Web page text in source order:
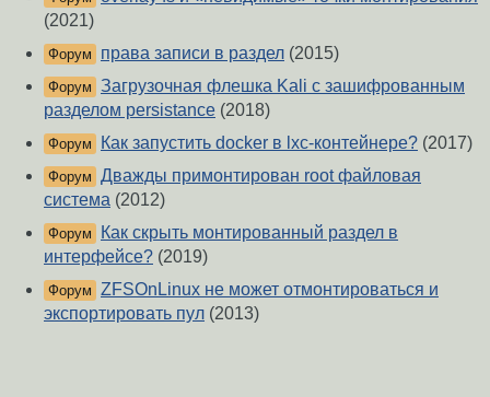
(2021)
Форум права записи в раздел (2015)
Форум Загрузочная флешка Kali с зашифрованным
разделом persistance (2018)
Форум Как запустить docker в lxc-контейнере? (2017)
Форум Дважды примонтирован root файловая
система (2012)
Форум
Как скрыть монтированный раздел в
интерфейсе? (2019)
Форум ZFSOnLinux не может отмонтироваться и
экспортировать пул (2013)